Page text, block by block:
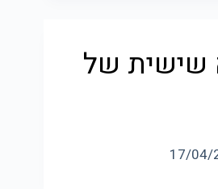
שישית של
17/04/